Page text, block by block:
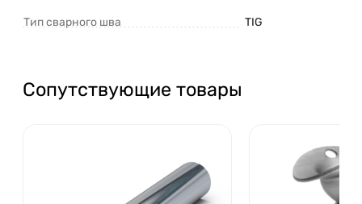
Тип сварного шва TIG
Сопутствующие товары